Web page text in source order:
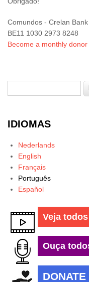
Comundos - Crelan Bank
BE11 1030 2973 8248
Become a monthly donor
Formulário de
IDIOMAS
Nederlands
English
Français
Português
Español
Veja
Ouça
DONATE